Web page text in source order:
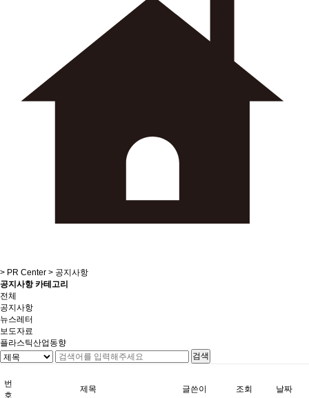
> PR Center > 공지사항
공지사항 카테고리
전체
공지사항
뉴스레터
보도자료
플라스틱산업동향
번
호
제목 글쓴이 조회 날짜